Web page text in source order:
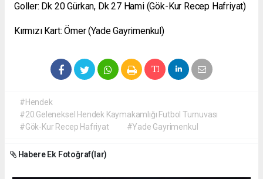
Goller: Dk 20 Gürkan, Dk 27 Hami (Gök-Kur Recep Hafriyat)
Kırmızı Kart: Ömer (Yade Gayrimenkul)
#Hendek
#20.Geleneksel Hendek Kaymakamlığı Futbol Turnuvası
#Gök-Kur Recep Hafriyat
#Yade Gayrimenkul
Habere Ek Fotoğraf(lar)